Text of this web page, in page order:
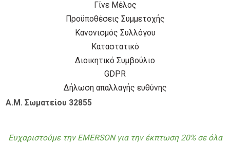
Γίνε Μέλος
Προϋποθέσεις Συμμετοχής
Κανονισμός Συλλόγου
Καταστατικό
Διοικητικό Συμβούλιο
GDPR
Δήλωση απαλλαγής ευθύνης
Α.Μ. Σωματείου 32855
Ευχαριστούμε την EMERSON για την έκπτωση 20% σε όλα